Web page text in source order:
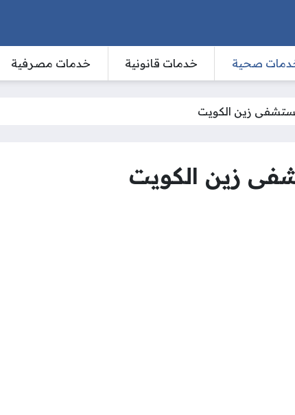
صحية خدمات قانونية خدمات مصرفية
زين الكويت
زين الكويت